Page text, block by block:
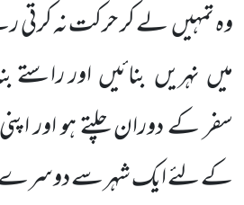
وہ تمہیںلے کر حرکت نہ
میںنہریں بنائیںاور راستے
سفر کے دوران چلتے ہو اور
کے لئے ایک شہر سے دوسرے